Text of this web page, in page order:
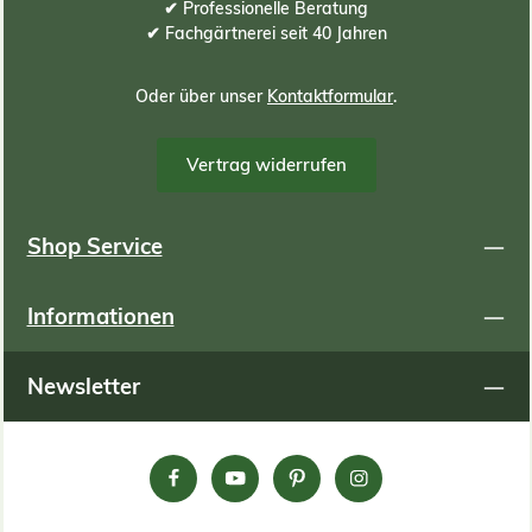
✔ Professionelle Beratung
✔ Fachgärtnerei seit 40 Jahren
Oder über unser Kontaktformular.
Vertrag widerrufen
Shop Service
Informationen
Newsletter